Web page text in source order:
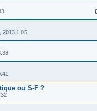
2013 1:05
ou S-F ?